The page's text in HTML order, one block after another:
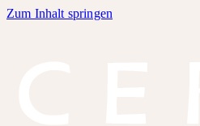
Zum Inhalt springen